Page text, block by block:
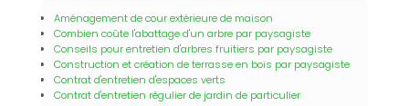
Aménagement de cour extérieure de maison
Combien coûte l'abattage d'un arbre par paysagiste
Conseils pour entretien d'arbres fruitiers par paysagiste
Construction et création de terrasse en bois par paysagiste
Contrat d'entretien d'espaces verts
Contrat d'entretien régulier de jardin de particulier